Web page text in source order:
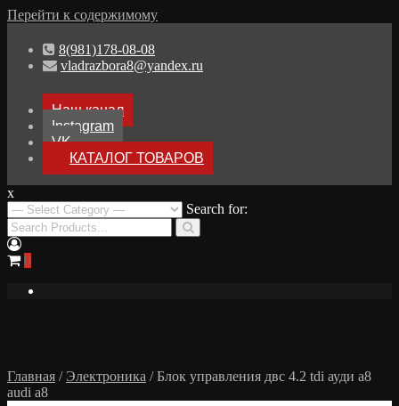
Перейти к содержимому
8(981)178-08-08
vladrazbora8@yandex.ru
Наш канал
Instagram
VK
КАТАЛОГ ТОВАРОВ
Разбор Ауди А8
Разборка Audi A8 D3
x
Search for:
0
Главная / Электроника / Блок управления двс 4.2 tdi ауди а8
audi a8